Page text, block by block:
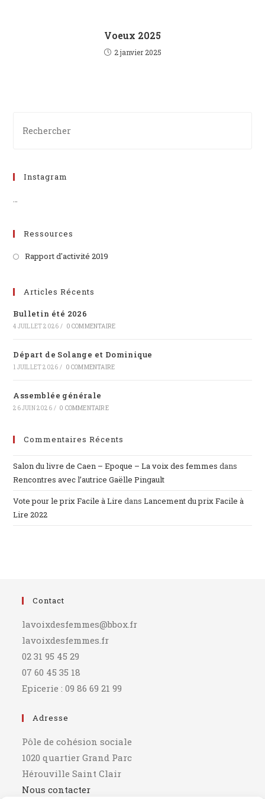
Voeux 2025
2 janvier 2025
Instagram
…
Ressources
Rapport d'activité 2019
Articles Récents
Bulletin été 2026
4 JUILLET 2026 / 0 COMMENTAIRE
Départ de Solange et Dominique
1 JUILLET 2026 / 0 COMMENTAIRE
Assemblée générale
26 JUIN 2026 / 0 COMMENTAIRE
Commentaires Récents
Salon du livre de Caen – Epoque – La voix des femmes dans
Rencontres avec l’autrice Gaëlle Pingault
Vote pour le prix Facile à Lire dansLancement du prix Facile à
Lire 2022
Contact
lavoixdesfemmes@bbox.fr
lavoixdesfemmes.fr
02 31 95 45 29
07 60 45 35 18
Epicerie : 09 86 69 21 99
Adresse
Pôle de cohésion sociale
1020 quartier Grand Parc
Hérouville Saint Clair
Nous contacter